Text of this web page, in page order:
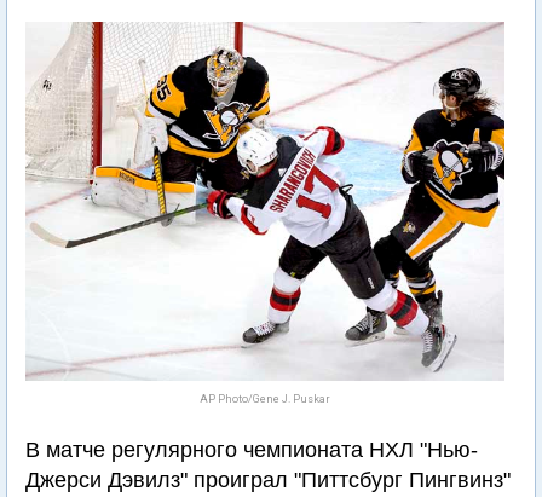
AP Photo/Gene J. Puskar
В матче регулярного чемпионата НХЛ "Нью-
Джерси Дэвилз" проиграл "Питтсбург Пингвинз"